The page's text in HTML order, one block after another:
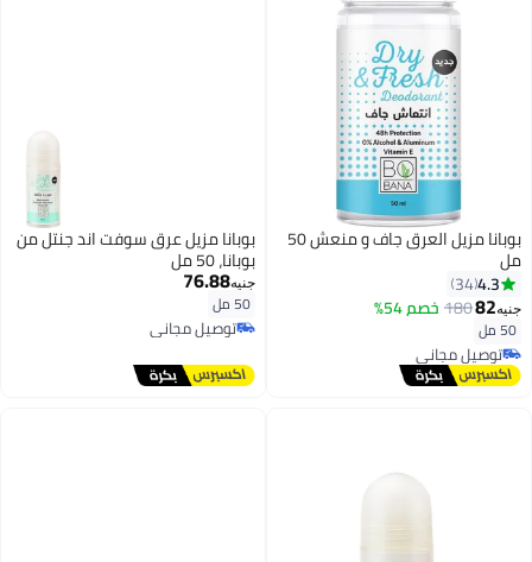
بوبانا مزيل العرق جاف و منعش 50
مل
4.3
34
جنيه82
180 خصم 54%
50 مل
توصيل مجاني
توصيل مجاني
بوبانا مزيل عرق سوفت اند جنتل من
بوبانا، 50 مل
جنيه76.88
50 مل
توصيل مجاني
توصيل مجاني